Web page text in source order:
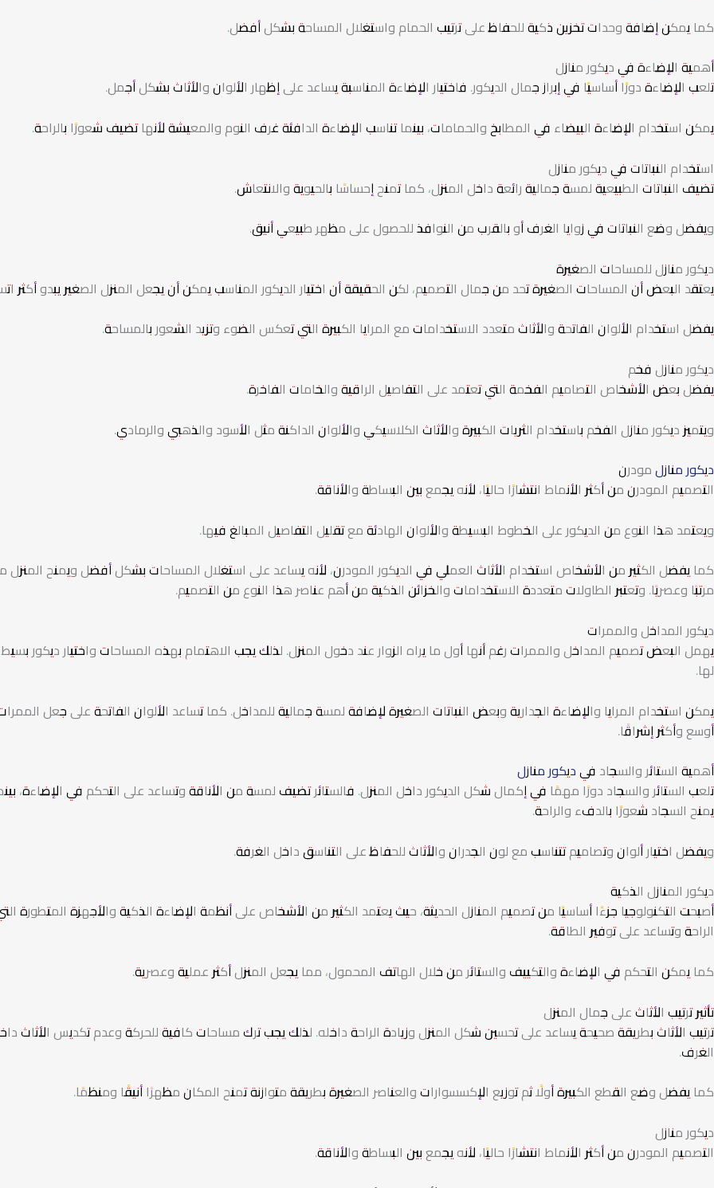
كما يمكن إضافة وحدات تخزين ذكية للحفاظ على ترتيب الحمام واستغلال المساحة بشكل أفضل.
أهمية الإضاءة في ديكور منازل
تلعب الإضاءة دورًا أساسيًا في إبراز جمال الديكور. فاختيار الإضاءة المناسبة يساعد على إظهار الألوان والأثاث بشكل أجمل.
يمكن استخدام الإضاءة البيضاء في المطابخ والحمامات، بينما تناسب الإضاءة الدافئة غرف النوم والمعيشة لأنها تضيف شعورًا بالراحة.
استخدام النباتات في ديكور منازل
تضيف النباتات الطبيعية لمسة جمالية رائعة داخل المنزل، كما تمنح إحساسًا بالحيوية والانتعاش.
ويفضل وضع النباتات في زوايا الغرف أو بالقرب من النوافذ للحصول على مظهر طبيعي أنيق.
ديكور منازل للمساحات الصغيرة
يعتقد البعض أن المساحات الصغيرة تحد من جمال التصميم، لكن الحقيقة أن اختيار الديكور المناسب يمكن أن يجعل المنزل الصغير يبدو أكثر
يفضل استخدام الألوان الفاتحة والأثاث متعدد الاستخدامات مع المرايا الكبيرة التي تعكس الضوء وتزيد الشعور بالمساحة.
ديكور منازل فخم
يفضل بعض الأشخاص التصاميم الفخمة التي تعتمد على التفاصيل الراقية والخامات الفاخرة.
ويتميز ديكور منازل الفخم باستخدام الثريات الكبيرة والأثاث الكلاسيكي والألوان الداكنة مثل الأسود والذهبي والرمادي.
ديكور منازلمودرن
التصميم المودرن من أكثر الأنماط انتشارًا حاليًا، لأنه يجمع بين البساطة والأناقة.
ويعتمد هذا النوع من الديكور على الخطوط البسيطة والألوان الهادئة مع تقليل التفاصيل المبالغ فيها.
كما يفضل الكثير من الأشخاص استخدام الأثاث العملي في الديكور المودرن، لأنه يساعد على استغلال المساحات بشكل أفضل ويمنح المنزل
مرتبًا وعصريًا. وتعتبر الطاولات متعددة الاستخدامات والخزائن الذكية من أهم عناصر هذا النوع من التصميم.
ديكور المداخل والممرات
يهمل البعض تصميم المداخل والممرات رغم أنها أول ما يراه الزوار عند دخول المنزل. لذلك يجب الاهتمام بهذه المساحات واختيار ديكور
لها.
يمكن استخدام المرايا والإضاءة الجدارية وبعض النباتات الصغيرة لإضافة لمسة جمالية للمداخل. كما تساعد الألوان الفاتحة على جعل
أوسع وأكثر إشراقًا.
أهمية الستائر والسجاد فيديكور منازل
تلعب الستائر والسجاد دورًا مهمًا في إكمال شكل الديكور داخل المنزل. فالستائر تضيف لمسة من الأناقة وتساعد على التحكم في الإضاءة،
يمنح السجاد شعورًا بالدفء والراحة.
ويفضل اختيار ألوان وتصاميم تتناسب مع لون الجدران والأثاث للحفاظ على التناسق داخل الغرفة.
ديكور المنازل الذكية
أصبحت التكنولوجيا جزءًا أساسيًا من تصميم المنازل الحديثة، حيث يعتمد الكثير من الأشخاص على أنظمة الإضاءة الذكية والأجهزة المتطورة
الراحة وتساعد على توفير الطاقة.
كما يمكن التحكم في الإضاءة والتكييف والستائر من خلال الهاتف المحمول، مما يجعل المنزل أكثر عملية وعصرية.
تأثير ترتيب الأثاث على جمال المنزل
ترتيب الأثاث بطريقة صحيحة يساعد على تحسين شكل المنزل وزيادة الراحة داخله. لذلك يجب ترك مساحات كافية للحركة وعدم تكديس الأثاث
الغرف.
كما يفضل وضع القطع الكبيرة أولًا ثم توزيع الإكسسوارات والعناصر الصغيرة بطريقة متوازنة تمنح المكان مظهرًا أنيقًا ومنظمًا.
ديكور منازل
التصميم المودرن من أكثر الأنماط انتشارًا حاليًا، لأنه يجمع بين البساطة والأناقة.